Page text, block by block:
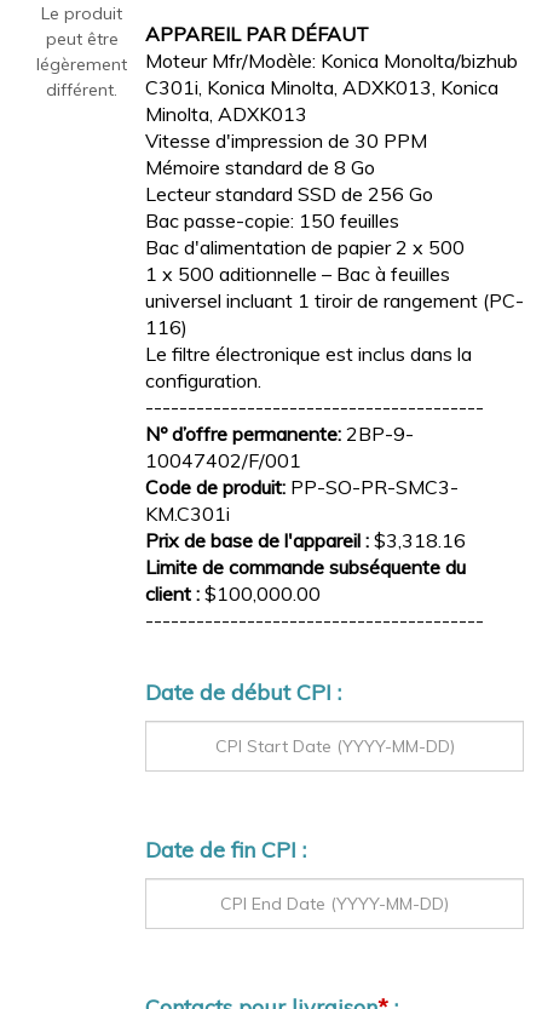
Le produit
peut être
légèrement
différent.
APPAREIL PAR DÉFAUT
Moteur Mfr/Modèle: Konica Monolta/bizhub
C301i, Konica Minolta, ADXK013, Konica
Minolta, ADXK013
Vitesse d'impression de 30 PPM
Mémoire standard de 8 Go
Lecteur standard SSD de 256 Go
Bac passe-copie: 150 feuilles
Bac d'alimentation de papier 2 x 500
1 x 500 aditionnelle – Bac à feuilles
universel incluant 1 tiroir de rangement (PC-
116)
Le filtre électronique est inclus dans la
configuration.
----------------------------------------
Nº d’offre permanente: 2BP-9-
10047402/F/001
Code de produit: PP-SO-PR-SMC3-
KM.C301i
Prix de base de l'appareil : $3,318.16
Limite de commande subséquente du
client : $100,000.00
----------------------------------------
Date de début CPI :
Date de fin CPI :